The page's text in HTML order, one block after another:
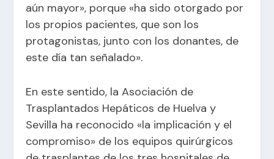
aún mayor», porque «ha sido otorgado por
los propios pacientes, que son los
protagonistas, junto con los donantes, de
este día tan señalado».
En este sentido, la Asociación de
Trasplantados Hepáticos de Huelva y
Sevilla ha reconocido «la implicación y el
compromiso» de los equipos quirúrgicos